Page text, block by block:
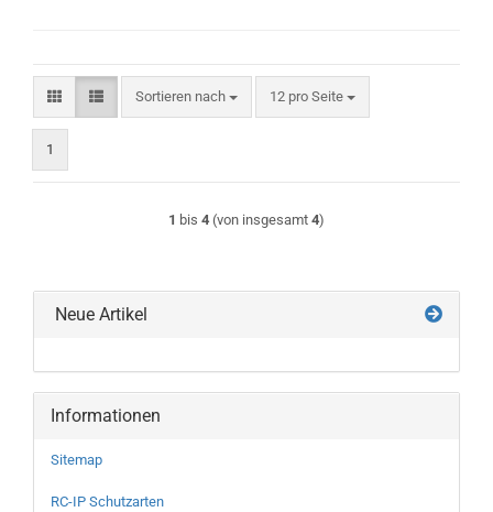
Sortieren nach
Sortieren nach 12 pro Seite
pro Seite
1
1 bis 4 (von insgesamt 4)
Neue Artikel
Informationen
Sitemap
RC-IP Schutzarten